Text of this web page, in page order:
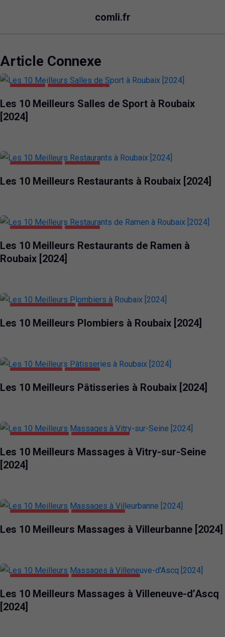
comli.fr
Article Connexe
Les 10 Meilleurs Salles de Sport à Roubaix
[2024]
Les 10 Meilleurs Restaurants à Roubaix [2024]
Les 10 Meilleurs Restaurants de Ramen à
Roubaix [2024]
Les 10 Meilleurs Plombiers à Roubaix [2024]
Les 10 Meilleurs Pâtisseries à Roubaix [2024]
Les 10 Meilleurs Massages à Vitry-sur-Seine
[2024]
Les 10 Meilleurs Massages à Villeurbanne [2024]
Les 10 Meilleurs Massages à Villeneuve-d’Ascq
[2024]